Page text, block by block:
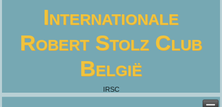
Internationale
Robert Stolz Club
België
IRSC